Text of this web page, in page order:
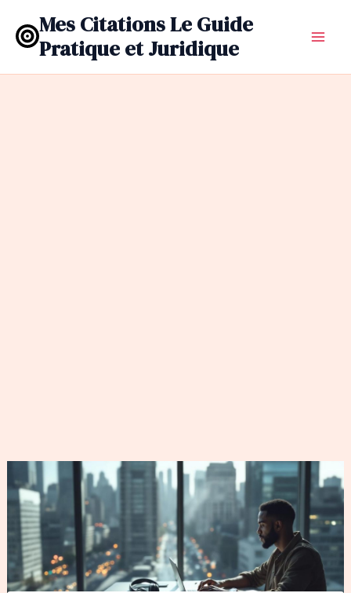
contenu
Mes Citations Le Guide
Pratique et Juridique